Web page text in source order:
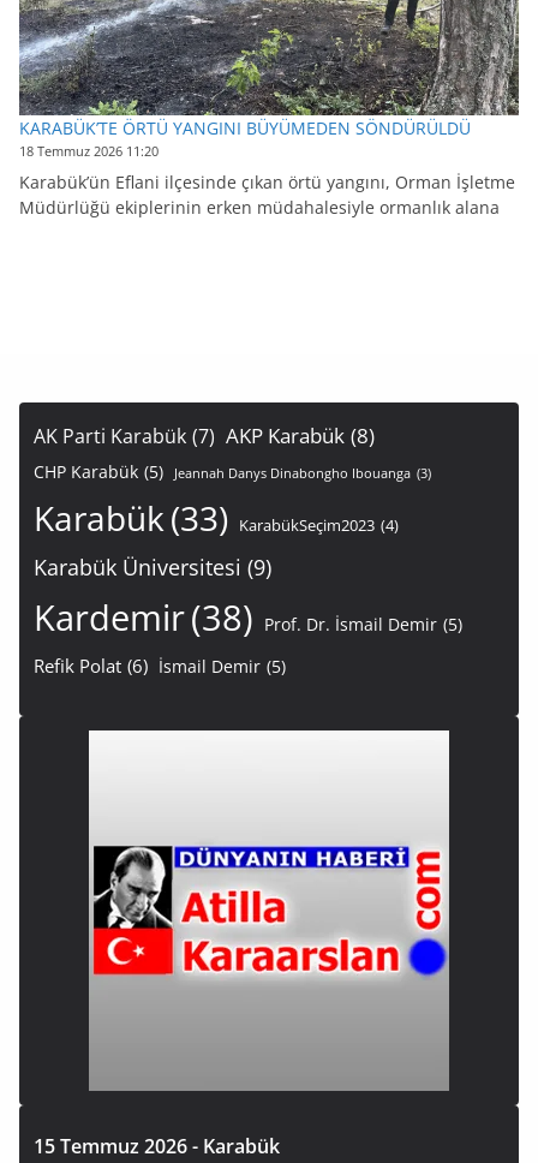
KARABÜK’TE ÖRTÜ YANGINI BÜYÜMEDEN SÖNDÜRÜLDÜ
18 Temmuz 2026 11:20
Karabük’ün Eflani ilçesinde çıkan örtü yangını, Orman İşletme
Müdürlüğü ekiplerinin erken müdahalesiyle ormanlık alana
AK Parti Karabük (7) AKP Karabük (8)
CHP Karabük (5) Jeannah Danys Dinabongho Ibouanga (3)
Karabük(33) KarabükSeçim2023 (4)
Karabük Üniversitesi (9)
Kardemir(38) Prof. Dr. İsmail Demir (5)
Refik Polat (6) İsmail Demir (5)
15 Temmuz 2026 - Karabük